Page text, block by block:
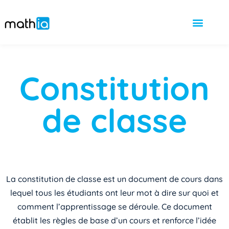
Constitution
de classe
La constitution de classe est un document de cours dans
lequel tous les étudiants ont leur mot à dire sur quoi et
comment l’apprentissage se déroule. Ce document
établit les règles de base d’un cours et renforce l’idée